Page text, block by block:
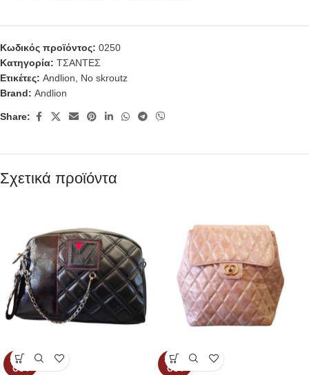
Κωδικός προϊόντος: 0250
Κατηγορία: ΤΣΑΝΤΕΣ
Ετικέτες: Andlion
No skroutz
Brand: Andlion
Share:
Σχετικά προϊόντα
SOLD
OUT
SOLD
OUT